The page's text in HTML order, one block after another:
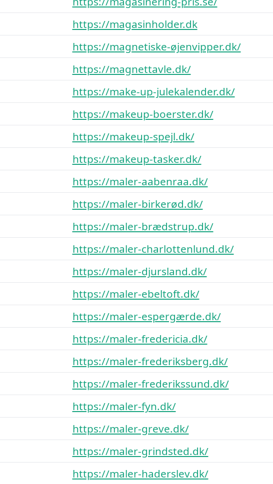
https://magasinholder.dk
https://magnetiske-øjenvipper.dk/
https://magnettavle.dk/
https://make-up-julekalender.dk/
https://makeup-boerster.dk/
https://makeup-spejl.dk/
https://makeup-tasker.dk/
https://maler-aabenraa.dk/
https://maler-birkerød.dk/
https://maler-brædstrup.dk/
https://maler-charlottenlund.dk/
https://maler-djursland.dk/
https://maler-ebeltoft.dk/
https://maler-espergærde.dk/
https://maler-fredericia.dk/
https://maler-frederiksberg.dk/
https://maler-frederikssund.dk/
https://maler-fyn.dk/
https://maler-greve.dk/
https://maler-grindsted.dk/
https://maler-haderslev.dk/